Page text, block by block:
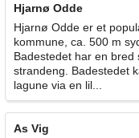
Hjarnø Odde
Hjarnø Odde er et
kommune, ca. 500 m
Badestedet har en
strandeng. Badestedet
lagune via en lil...
As Vig